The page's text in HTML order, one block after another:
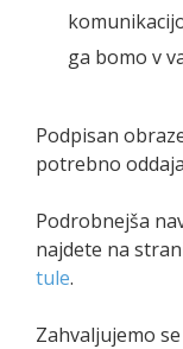
ga bomo v
Podpisan
potrebno
Podrobnejša
najdete na
tule.
Zahvaljujemo